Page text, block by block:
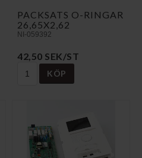
PACKSATS O-RINGAR
26,65X2,62
NI-059392
42,50 SEK/ST
KÖP